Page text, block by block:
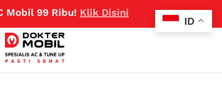
99 Ribu!Klik Disini
ID